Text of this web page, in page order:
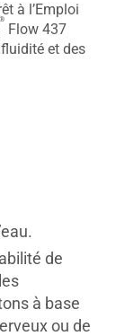
à l’Emploi
®
Flow 437
et des
de
à base
ou de